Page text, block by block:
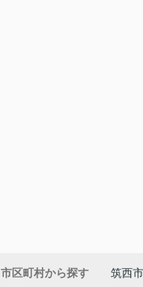
市区町村から探す 筑西市